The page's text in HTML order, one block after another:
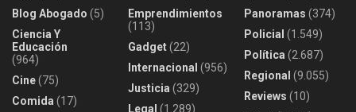
Blog Abogado (5)
Ciencia Y
Educación
(964)
Cine(75)
Comida (17)
Emprendimientos
(113)
Gadget(22)
Internacional (956)
Justicia (329)
Legal (1.289)
Panoramas (374)
Policial (1.549)
Política (2.687)
Regional (9.055)
Reviews (10)